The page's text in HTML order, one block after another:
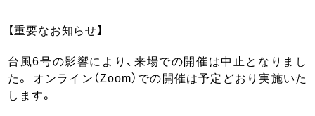
【重要なお知らせ】
台風6号の影響により、来場での開催は中止となりまし
た。 オンライン（Zoom）での開催は予定どおり実施いた
します。